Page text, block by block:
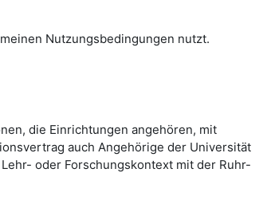
Nutzungsbedingungen nutzt.
die Einrichtungen angehören, mit
auch Angehörige der Universität
oder Forschungskontext mit der Ruhr-